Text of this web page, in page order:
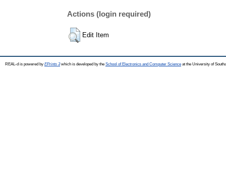
Actions (login required)
Edit Item
REAL-d is powered by EPrints 3which is developed by the School of Electronics and Computer Science at the University of